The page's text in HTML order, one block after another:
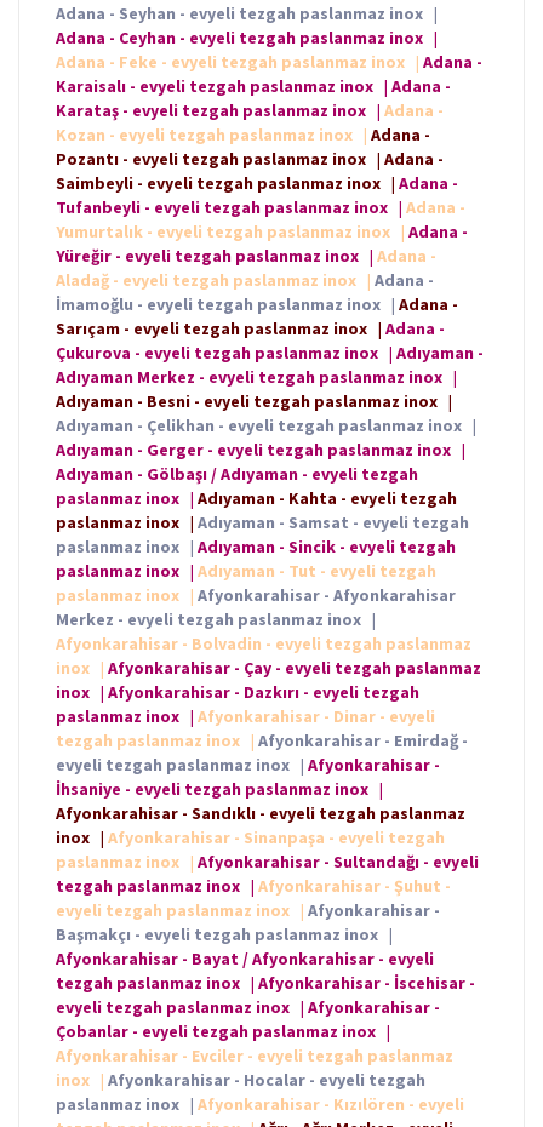
Adana - Seyhan - evyeli tezgah paslanmaz inox |
Adana - Ceyhan - evyeli tezgah paslanmaz inox |
Adana - Feke - evyeli tezgah paslanmaz inox | Adana -
Karaisalı - evyeli tezgah paslanmaz inox | Adana -
Karataş - evyeli tezgah paslanmaz inox | Adana -
Kozan - evyeli tezgah paslanmaz inox | Adana -
Pozantı - evyeli tezgah paslanmaz inox | Adana -
Saimbeyli - evyeli tezgah paslanmaz inox | Adana -
Tufanbeyli - evyeli tezgah paslanmaz inox | Adana -
Yumurtalık - evyeli tezgah paslanmaz inox | Adana -
Yüreğir - evyeli tezgah paslanmaz inox | Adana -
Aladağ - evyeli tezgah paslanmaz inox | Adana -
İmamoğlu - evyeli tezgah paslanmaz inox | Adana -
Sarıçam - evyeli tezgah paslanmaz inox | Adana -
Çukurova - evyeli tezgah paslanmaz inox | Adıyaman -
Adıyaman Merkez - evyeli tezgah paslanmaz inox |
Adıyaman - Besni - evyeli tezgah paslanmaz inox |
Adıyaman - Çelikhan - evyeli tezgah paslanmaz inox |
Adıyaman - Gerger - evyeli tezgah paslanmaz inox |
Adıyaman - Gölbaşı / Adıyaman - evyeli tezgah
paslanmaz inox | Adıyaman - Kahta - evyeli tezgah
paslanmaz inox | Adıyaman - Samsat - evyeli tezgah
paslanmaz inox | Adıyaman - Sincik - evyeli tezgah
paslanmaz inox | Adıyaman - Tut - evyeli tezgah
paslanmaz inox | Afyonkarahisar - Afyonkarahisar
Merkez - evyeli tezgah paslanmaz inox |
Afyonkarahisar - Bolvadin - evyeli tezgah paslanmaz
inox | Afyonkarahisar - Çay - evyeli tezgah paslanmaz
inox | Afyonkarahisar - Dazkırı - evyeli tezgah
paslanmaz inox | Afyonkarahisar - Dinar - evyeli
tezgah paslanmaz inox | Afyonkarahisar - Emirdağ -
evyeli tezgah paslanmaz inox | Afyonkarahisar -
İhsaniye - evyeli tezgah paslanmaz inox |
Afyonkarahisar - Sandıklı - evyeli tezgah paslanmaz
inox | Afyonkarahisar - Sinanpaşa - evyeli tezgah
paslanmaz inox | Afyonkarahisar - Sultandağı - evyeli
tezgah paslanmaz inox | Afyonkarahisar - Şuhut -
evyeli tezgah paslanmaz inox | Afyonkarahisar -
Başmakçı - evyeli tezgah paslanmaz inox |
Afyonkarahisar - Bayat / Afyonkarahisar - evyeli
tezgah paslanmaz inox | Afyonkarahisar - İscehisar -
evyeli tezgah paslanmaz inox | Afyonkarahisar -
Çobanlar - evyeli tezgah paslanmaz inox |
Afyonkarahisar - Evciler - evyeli tezgah paslanmaz
inox | Afyonkarahisar - Hocalar - evyeli tezgah
paslanmaz inox | Afyonkarahisar - Kızılören - evyeli